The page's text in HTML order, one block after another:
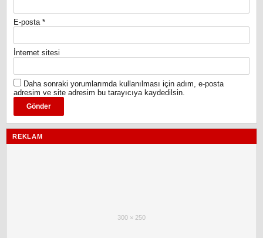
E-posta *
İnternet sitesi
Daha sonraki yorumlarımda kullanılması için adım, e-posta
adresim ve site adresim bu tarayıcıya kaydedilsin.
REKLAM
300 × 250